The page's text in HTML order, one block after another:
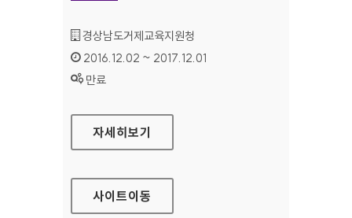
기관명 :
경상남도거제교육지원청
인증기간 :
2016.12.02 ~ 2017.12.01
상태 :
만료
경상남도거제교육지원청 대표 홈페이지
자세히보기
사이트이동